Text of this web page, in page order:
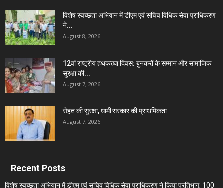
विशेष स्वच्छता अभियान में डीएम एवं सचिव विधिक सेवा प्राधिकरण
ने...
August 8, 2026
12वां राष्ट्रीय हथकरघा दिवस: बुनकरों के सम्मान और सामाजिक
सुरक्षा की...
August 7, 2026
सेहत की सुरक्षा, धामी सरकार की प्राथमिकता
August 7, 2026
Recent Posts
विशेष स्वच्छता अभियान में डीएम एवं सचिव विधिक सेवा प्राधिकरण ने किया प्रतिभाग, 100